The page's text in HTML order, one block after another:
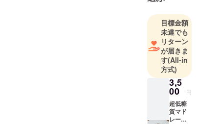
目標金額
未達でも
リターン
が届きま
す(All-in
方式)
3,5
00 円
超低糖
質マド
レーヌ